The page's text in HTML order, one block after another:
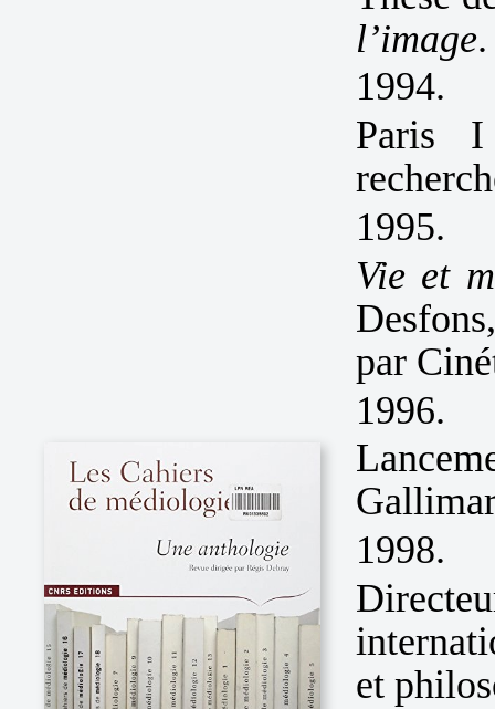
l’image.
1994.
Paris
1995.
Vie et
par
1996.
1998.
et